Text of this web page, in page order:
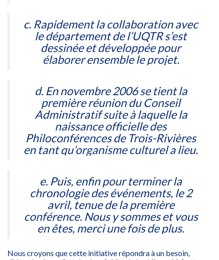
c. Rapidement la collaboration avec
le département de l’UQTR s’est
dessinée et développée pour
élaborer ensemble le projet.
d. En novembre 2006 se tient la
première réunion du Conseil
Administratif suite à laquelle la
naissance officielle des
Philoconférences de Trois-Rivières
en tant qu’organisme culturel a lieu.
e. Puis, enfin pour terminer la
chronologie des événements, le 2
avril, tenue de la première
conférence. Nous y sommes et vous
en êtes, merci une fois de plus.
Nous croyons que cette initiative répondra à un besoin,